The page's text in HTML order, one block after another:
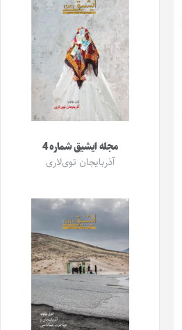
مجله ایشیق شماره 4
آذربایجان توی‌لاری